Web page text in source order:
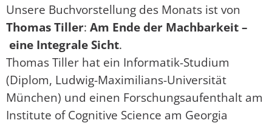
Unsere Buchvorstellung des Monats ist von
Thomas Tiller: Am Ende der Machbarkeit –
eine Integrale Sicht.
Thomas Tiller hat ein Informatik-Studium
(Diplom, Ludwig-Maximilians-Universität
München) und einen Forschungsaufenthalt am
Institute of Cognitive Science am Georgia